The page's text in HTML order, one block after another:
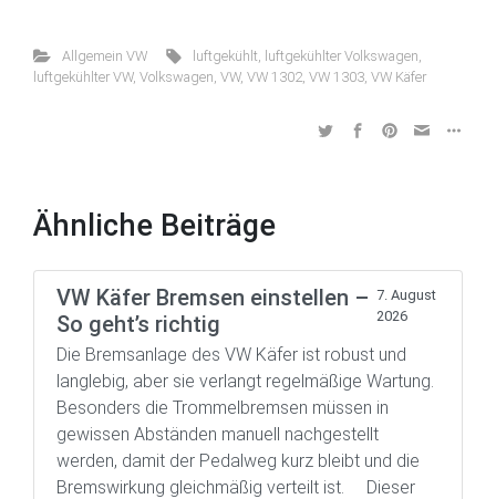
Allgemein VW luftgekühlt luftgekühlter Volkswagen
luftgekühlter VW, Volkswagen VW, VW 1302 VW 1303 VW Käfer
Ähnliche Beiträge
VW Käfer Bremsen einstellen –
So geht’s richtig
7. August
2026
Die Bremsanlage des VW Käfer ist robust und
langlebig, aber sie verlangt regelmäßige Wartung.
Besonders die Trommelbremsen müssen in
gewissen Abständen manuell nachgestellt
werden, damit der Pedalweg kurz bleibt und die
Bremswirkung gleichmäßig verteilt ist. Dieser